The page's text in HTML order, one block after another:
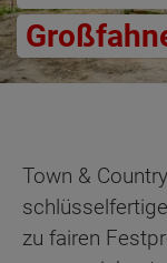
Town &
zu fairen